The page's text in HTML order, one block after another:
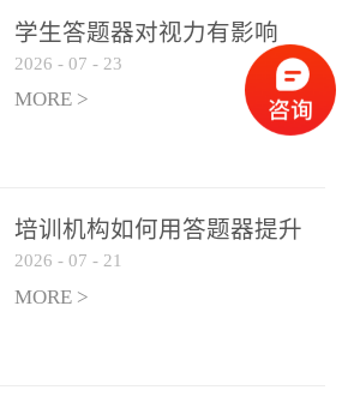
用
理
即
与
工具
互
，
，完
避
论
学生答题器对视力有影响
吗？
2026 - 07 - 23
MORE >
培训机构如何用答题器提升
学生专注度
2026 - 07 - 21
MORE >